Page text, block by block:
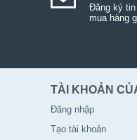
Đăng ký
mua hàng
TÀI KHOẢN
Đăng nhập
Tạo tài khoản